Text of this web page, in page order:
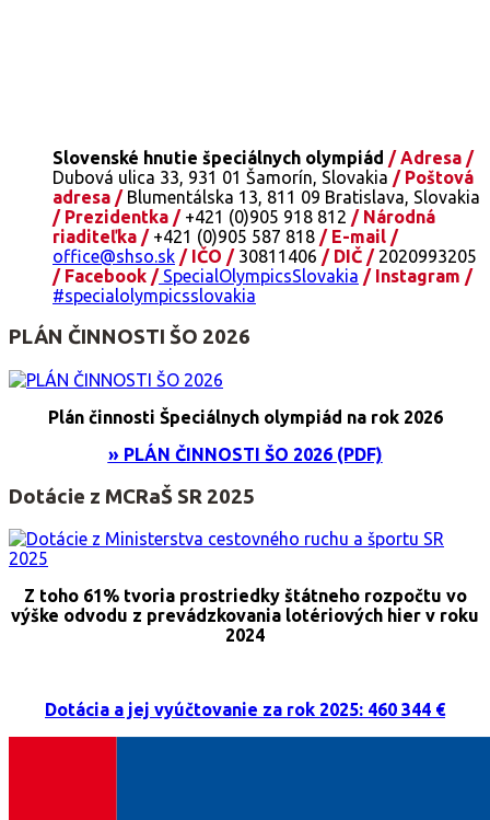
Slovenské hnutie špeciálnych olympiád / Adresa /
Dubová ulica 33, 931 01 Šamorín, Slovakia / Poštová
adresa /Blumentálska 13, 811 09 Bratislava, Slovakia
/ Prezidentka /+421 (0)905 918 812 / Národná
riaditeľka /+421 (0)905 587 818 / E-mail /
office@shso.sk / IČO /30811406 / DIČ /2020993205
/ Facebook /SpecialOlympicsSlovakia / Instagram /
#specialolympicsslovakia
PLÁN ČINNOSTI ŠO 2026
Plán činnosti Špeciálnych olympiád na rok 2026
» PLÁN ČINNOSTI ŠO 2026 (PDF)
Dotácie z MCRaŠ SR 2025
Z toho 61% tvoria prostriedky štátneho rozpočtu vo
výške odvodu z prevádzkovania lotériových hier v roku
2024
Dotácia a jej vyúčtovanie za rok 2025: 460 344 €